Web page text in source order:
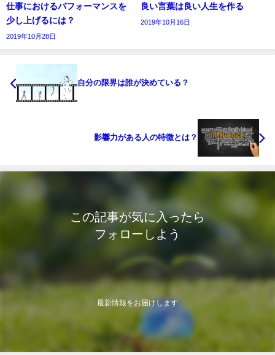
仕事におけるパフォーマンスを
少し上げるには？
2019年10月28日
良い言葉は良い人生を作る
2019年10月16日
自分の限界は誰が決めている？
影響力がある人の特徴とは？
この記事が気に入ったら
フォローしよう
最新情報をお届けします